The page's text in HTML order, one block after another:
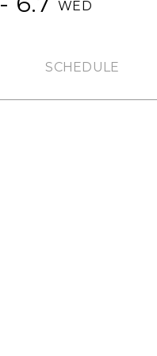
WED
SCHEDULE